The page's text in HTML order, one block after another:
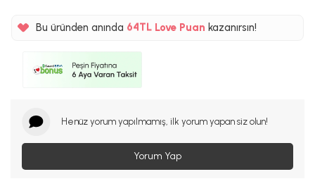
Bu üründen anında 64TLLove Puankazanırsın!
Henüz yorum yapılmamış, ilk yorum yapan siz olun!
Yorum Yap